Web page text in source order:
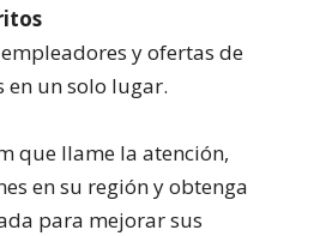
y ofertas de
en un solo lugar.
que llame la atención,
en su región y obtenga
para mejorar sus